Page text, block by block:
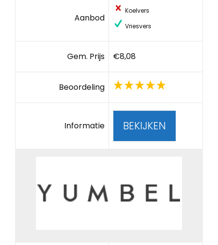
Aanbod
Koelvers
Vriesvers
Gem. Prijs €8,08
Beoordeling
Informatie BEKIJKEN